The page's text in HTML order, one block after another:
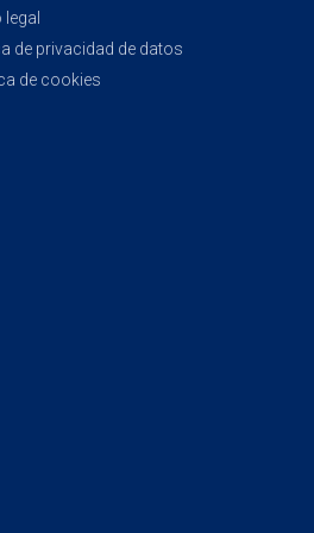
de privacidad de datos
de cookies